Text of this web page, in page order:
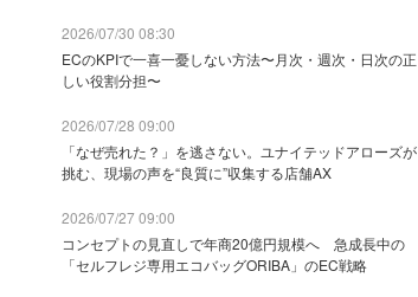
2026/07/30 08:30
ECのKPIで一喜一憂しない方法〜月次・週次・日次の正
しい役割分担〜
2026/07/28 09:00
「なぜ売れた？」を逃さない。ユナイテッドアローズが
挑む、現場の声を“良質に”収集する店舗AX
2026/07/27 09:00
コンセプトの見直しで年商20億円規模へ 急成長中の
「セルフレジ専用エコバッグORIBA」のEC戦略